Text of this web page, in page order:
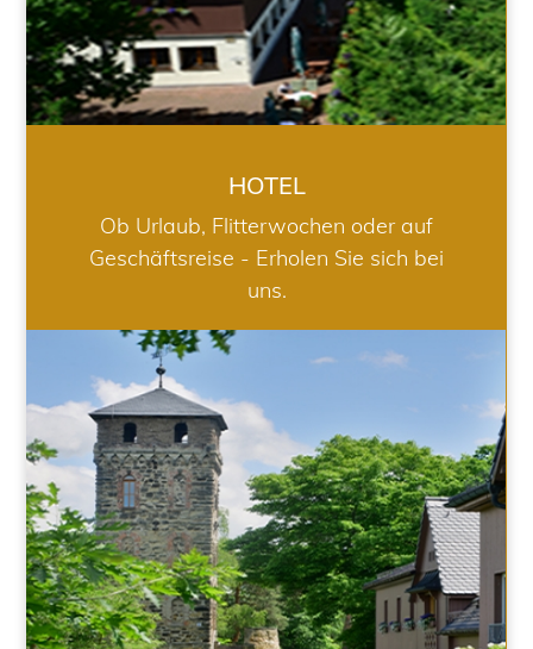
HOTEL
Ob Urlaub, Flitterwochen oder auf
Geschäftsreise - Erholen Sie sich bei
uns.
RESTAURANT